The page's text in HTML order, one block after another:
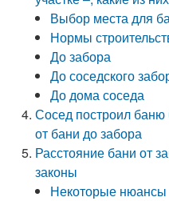
Выбор места для
Нормы
До забора
До соседского
До дома соседа
Сосед построил баню
от бани до забора
Расстояние бани от
законы
Некоторые нюансы